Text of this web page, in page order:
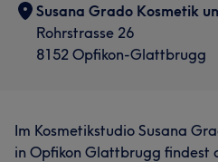
Susana Grado Kosmetik
Rohrstrasse 26
8152 Opfikon-Glattbrugg
Im Kosmetikstudio Susana
in Opfikon Glattbrugg findest